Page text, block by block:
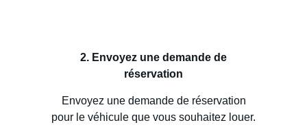
2. Envoyez une demande de
réservation
Envoyez une demande de réservation
pour le véhicule que vous souhaitez louer.